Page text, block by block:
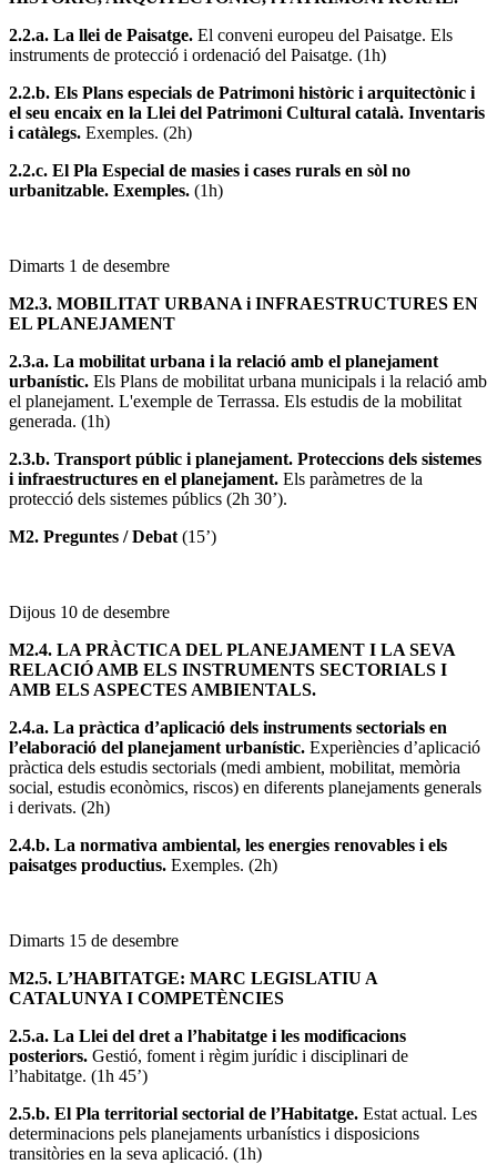
2.2.a. La llei de Paisatge. El conveni europeu del Paisatge. Els
instruments de protecció i ordenació del Paisatge. (1h)
2.2.b. Els Plans especials de Patrimoni històric i arquitectònic i
el seu encaix en la Llei del Patrimoni Cultural català. Inventaris
i catàlegs. Exemples. (2h)
2.2.c. El Pla Especial de masies i cases rurals en sòl no
urbanitzable. Exemples. (1h)
Dimarts 1 de desembre
M2.3. MOBILITAT URBANA i INFRAESTRUCTURES EN
EL PLANEJAMENT
2.3.a. La mobilitat urbana i la relació amb el planejament
urbanístic. Els Plans de mobilitat urbana municipals i la relació amb
el planejament. L'exemple de Terrassa. Els estudis de la mobilitat
generada. (1h)
2.3.b. Transport públic i planejament. Proteccions dels sistemes
i infraestructures en el planejament. Els paràmetres de la
protecció dels sistemes públics (2h 30’).
M2. Preguntes / Debat (15’)
Dijous 10 de desembre
M2.4. LA PRÀCTICA DEL PLANEJAMENT I LA SEVA
RELACIÓ AMB ELS INSTRUMENTS SECTORIALS I
AMB ELS ASPECTES AMBIENTALS.
2.4.a. La pràctica d’aplicació dels instruments sectorials en
l’elaboració del planejament urbanístic. Experiències d’aplicació
pràctica dels estudis sectorials (medi ambient, mobilitat, memòria
social, estudis econòmics, riscos) en diferents planejaments generals
i derivats. (2h)
2.4.b. La normativa ambiental, les energies renovables i els
paisatges productius. Exemples. (2h)
Dimarts 15 de desembre
M2.5. L’HABITATGE: MARC LEGISLATIU A
CATALUNYA I COMPETÈNCIES
2.5.a. La Llei del dret a l’habitatge i les modificacions
posteriors. Gestió, foment i règim jurídic i disciplinari de
l’habitatge. (1h 45’)
2.5.b. El Pla territorial sectorial de l’Habitatge. Estat actual. Les
determinacions pels planejaments urbanístics i disposicions
transitòries en la seva aplicació. (1h)